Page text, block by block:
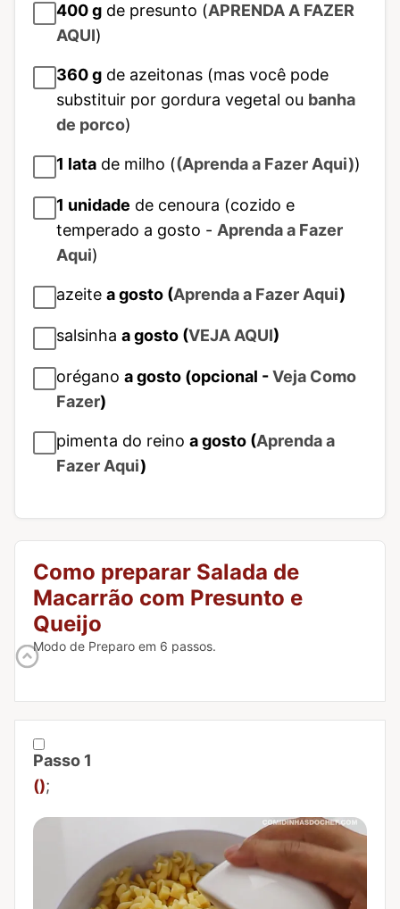
400g de presunto (APRENDA A FAZER
AQUI)
360g de azeitonas (mas você pode
substituir por gordura vegetal ou banha
de porco)
1 lata de milho ((Aprenda a Fazer Aqui))
1 unidade de cenoura (cozido e
temperado a gosto - Aprenda a Fazer
Aqui)
azeite a gosto (Aprenda a Fazer Aqui)
salsinha a gosto (VEJA AQUI)
orégano a gosto (opcional -Veja Como
Fazer)
pimenta do reino a gosto (Aprenda a
Fazer Aqui)
Como preparar Salada de
Macarrão com Presunto e
Queijo
Modo de Preparo em 6 passos.
Passo 1
Marcar Passo 1 como concluído
();